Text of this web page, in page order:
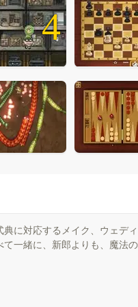
4
に対応するメイク、ウェデ
一緒に、新郎よりも、魔法